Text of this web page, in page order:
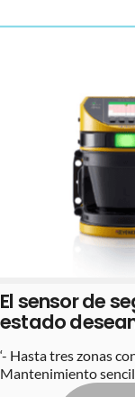
El sensor de
estado
‘- Hasta tres zonas
Mantenimiento